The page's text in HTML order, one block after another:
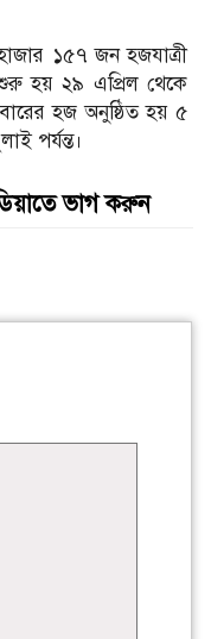
১৫৭ জন হজযাত্রী
হয় ২৯ এপ্রিল থেকে
হজ অনুষ্ঠিত হয় ৫
পর্যন্ত।
ভাগ করুন